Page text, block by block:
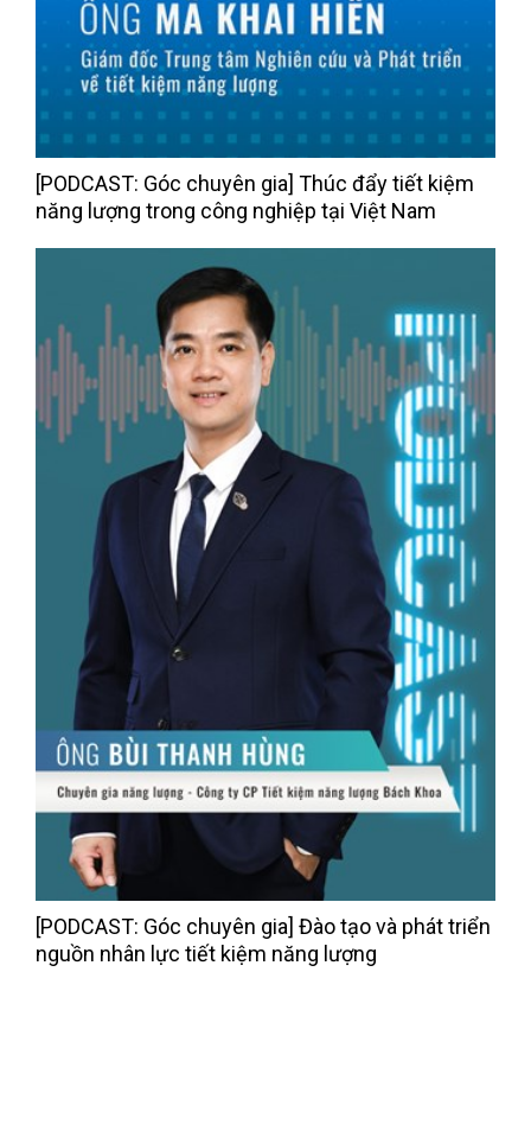
[PODCAST: Góc chuyên gia] Thúc đẩy tiết kiệm
năng lượng trong công nghiệp tại Việt Nam
[PODCAST: Góc chuyên gia] Đào tạo và phát triển
nguồn nhân lực tiết kiệm năng lượng